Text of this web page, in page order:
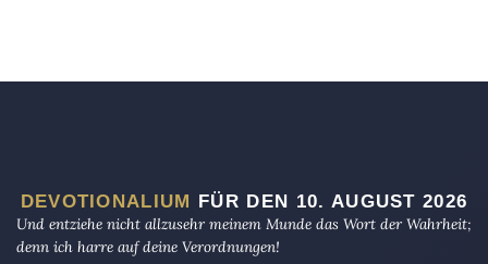
DEVOTIONALIUM FÜR DEN 10. AUGUST 2026
Und entziehe nicht allzusehr meinem Munde das Wort der Wahrheit;
denn ich harre auf deine Verordnungen!